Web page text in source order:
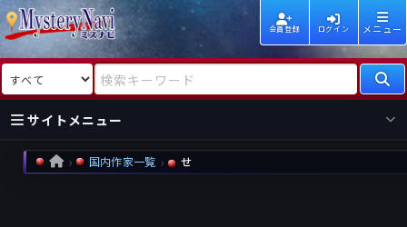
会員登録 ログイン メニュー
検索対象 検索キーワード
サイトメニュー
国内
海外
HOME 国内作家一覧 せ